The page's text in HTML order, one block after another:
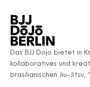
Das BJJ Dojo bietet in
kollaboratives und
brasilianischen Jiu-